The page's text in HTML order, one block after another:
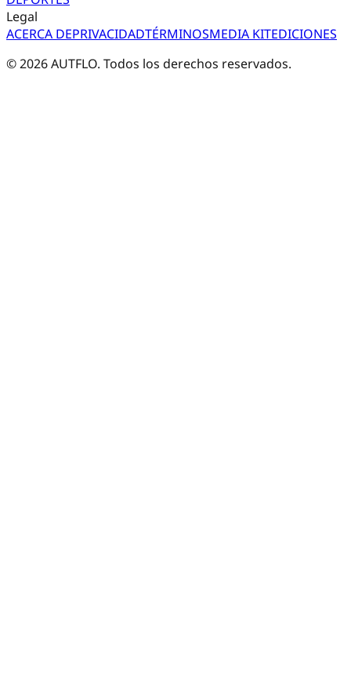
Legal
ACERCA DEPRIVACIDADTÉRMINOSMEDIA KITEDICIONES
©2026AUTFLO. Todos los derechos reservados.